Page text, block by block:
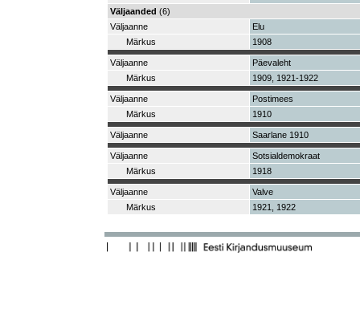
Väljaanded (6)
Väljaanne
Elu
Märkus
1908
Väljaanne
Päevaleht
Märkus
1909, 1921-1922
Väljaanne
Postimees
Märkus
1910
Väljaanne Saarlane 1910
Väljaanne
Sotsialdemokraat
Märkus
1918
Väljaanne
Valve
Märkus
1921, 1922